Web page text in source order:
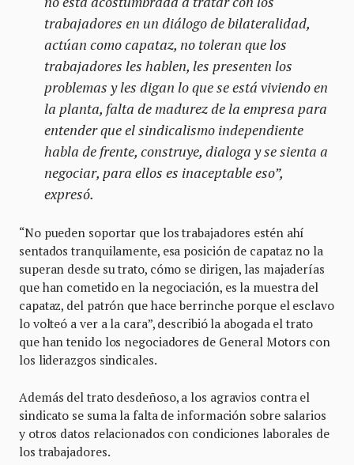
trabajadores en un diálogo de bilateralidad,
actúan como capataz, no toleran que los
trabajadores les hablen, les presenten los
problemas y les digan lo que se está viviendo en
la planta, falta de madurez de la empresa para
entender que el sindicalismo independiente
habla de frente, construye, dialoga y se sienta a
negociar, para ellos es inaceptable eso”,
expresó.
“No pueden soportar que los trabajadores estén ahí
sentados tranquilamente, esa posición de capataz no la
superan desde su trato, cómo se dirigen, las majaderías
que han cometido en la negociación, es la muestra del
capataz, del patrón que hace berrinche porque el esclavo
lo volteó a ver a la cara”, describió la abogada el trato
que han tenido los negociadores de General Motors con
los liderazgos sindicales.
Además del trato desdeñoso, a los agravios contra el
sindicato se suma la falta de información sobre salarios
y otros datos relacionados con condiciones laborales de
los trabajadores.